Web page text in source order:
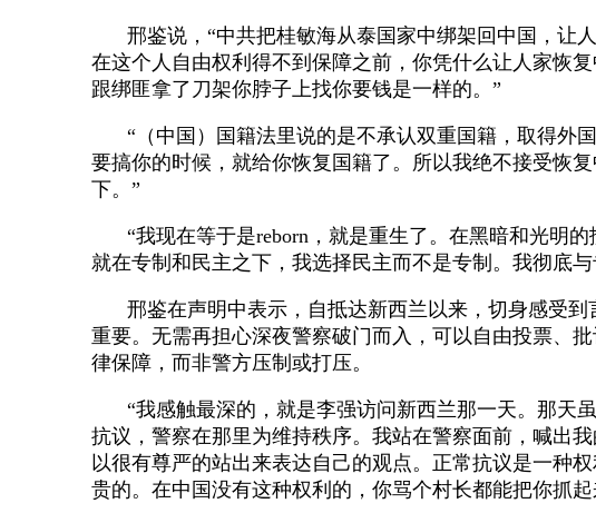
邢鉴说，“中共把桂敏海从泰国家中绑架回中国，让
在这个人自由权利得不到保障之前，你凭什么让人家恢
跟绑匪拿了刀架你脖子上找你要钱是一样的。”
“（中国）国籍法里说的是不承认双重国籍，取得外
要搞你的时候，就给你恢复国籍了。所以我绝不接受恢
下。”
“我现在等于是reborn，就是重生了。在黑暗和光明
就在专制和民主之下，我选择民主而不是专制。我彻底
邢鉴在声明中表示，自抵达新西兰以来，切身感受
重要。无需再担心深夜警察破门而入，可以自由投票、
律保障，而非警方压制或打压。
“我感触最深的，就是李强访问新西兰那一天。那天
抗议，警察在那里为维持秩序。我站在警察面前，喊出
以很有尊严的站出来表达自己的观点。正常抗议是一种
贵的。在中国没有这种权利的，你骂个村长都能把你抓起